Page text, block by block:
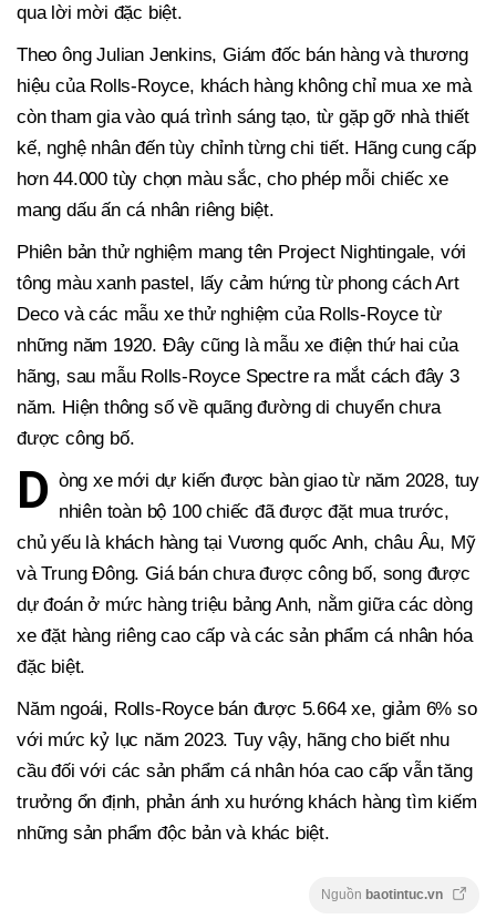
qua lời mời đặc biệt.
Theo ông Julian Jenkins, Giám đốc bán hàng và thương
hiệu của Rolls-Royce, khách hàng không chỉ mua xe mà
còn tham gia vào quá trình sáng tạo, từ gặp gỡ nhà thiết
kế, nghệ nhân đến tùy chỉnh từng chi tiết. Hãng cung cấp
hơn 44.000 tùy chọn màu sắc, cho phép mỗi chiếc xe
mang dấu ấn cá nhân riêng biệt.
Phiên bản thử nghiệm mang tên Project Nightingale, với
tông màu xanh pastel, lấy cảm hứng từ phong cách Art
Deco và các mẫu xe thử nghiệm của Rolls-Royce từ
những năm 1920. Đây cũng là mẫu xe điện thứ hai của
hãng, sau mẫu Rolls-Royce Spectre ra mắt cách đây 3
năm. Hiện thông số về quãng đường di chuyển chưa
được công bố.
D òng xe mới dự kiến được bàn giao từ năm 2028, tuy
nhiên toàn bộ 100 chiếc đã được đặt mua trước,
chủ yếu là khách hàng tại Vương quốc Anh, châu Âu, Mỹ
và Trung Đông. Giá bán chưa được công bố, song được
dự đoán ở mức hàng triệu bảng Anh, nằm giữa các dòng
xe đặt hàng riêng cao cấp và các sản phẩm cá nhân hóa
đặc biệt.
Năm ngoái, Rolls-Royce bán được 5.664 xe, giảm 6% so
với mức kỷ lục năm 2023. Tuy vậy, hãng cho biết nhu
cầu đối với các sản phẩm cá nhân hóa cao cấp vẫn tăng
trưởng ổn định, phản ánh xu hướng khách hàng tìm kiếm
những sản phẩm độc bản và khác biệt.
Nguồn baotintuc.vn